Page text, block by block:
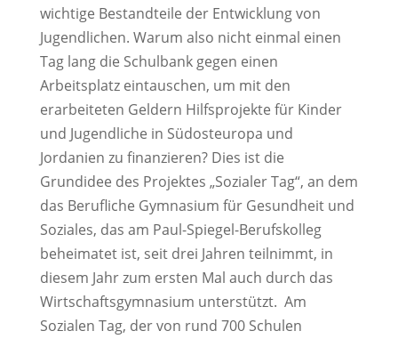
wichtige Bestandteile der Entwicklung von
Jugendlichen. Warum also nicht einmal einen
Tag lang die Schulbank gegen einen
Arbeitsplatz eintauschen, um mit den
erarbeiteten Geldern Hilfsprojekte für Kinder
und Jugendliche in Südosteuropa und
Jordanien zu finanzieren? Dies ist die
Grundidee des Projektes „Sozialer Tag“, an dem
das Berufliche Gymnasium für Gesundheit und
Soziales, das am Paul-Spiegel-Berufskolleg
beheimatet ist, seit drei Jahren teilnimmt, in
diesem Jahr zum ersten Mal auch durch das
Wirtschaftsgymnasium unterstützt. Am
Sozialen Tag, der von rund 700 Schulen